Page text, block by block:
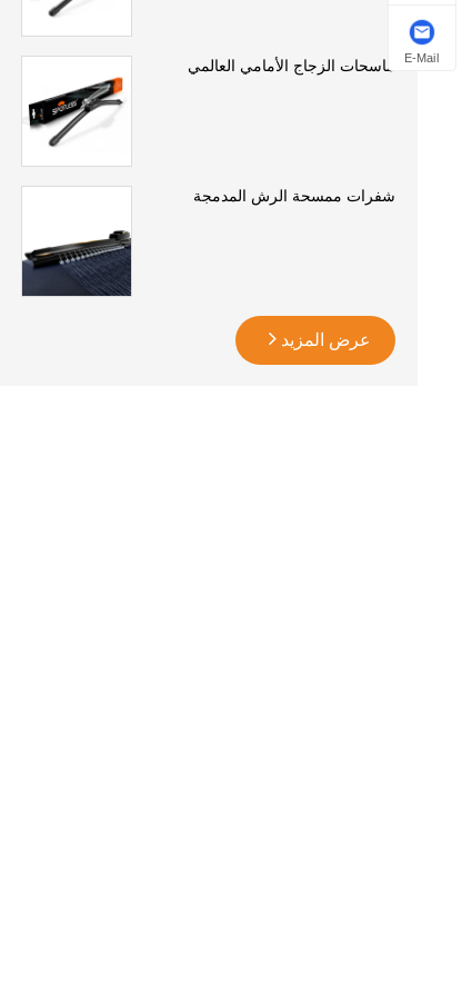
ماسحات الزجاج الأمامي العالمي
شفرات ممسحة الرش المدمجة
عرض المزيد
E-Mail